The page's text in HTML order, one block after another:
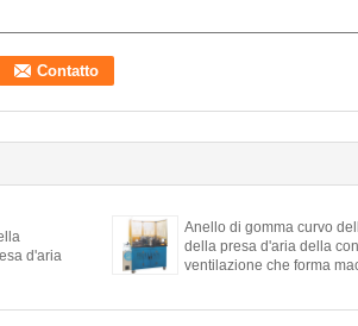
d'aria
Anello di gomma curvo
della presa d'aria della
ventilazione che forma